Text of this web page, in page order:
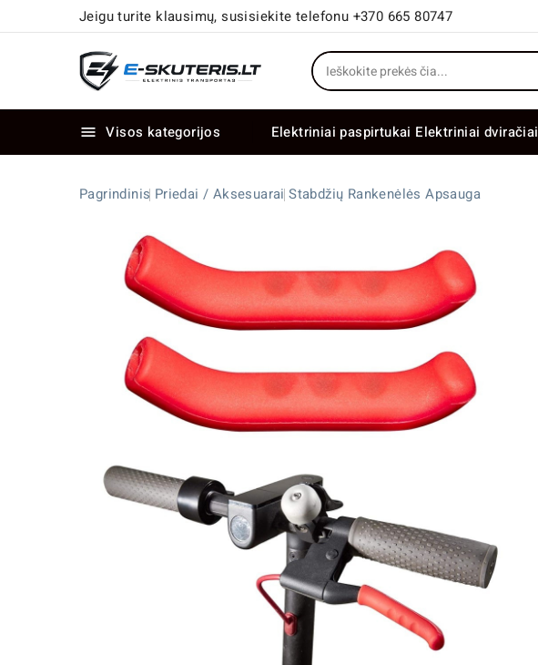
Jeigu turite klausimų, susisiekite telefonu +370 665 80747
 Visos kategorijos Elektriniai paspirtukai Elektriniai dviračiai
Pagrindinis Priedai / Aksesuarai Stabdžių Rankenėlės Apsauga